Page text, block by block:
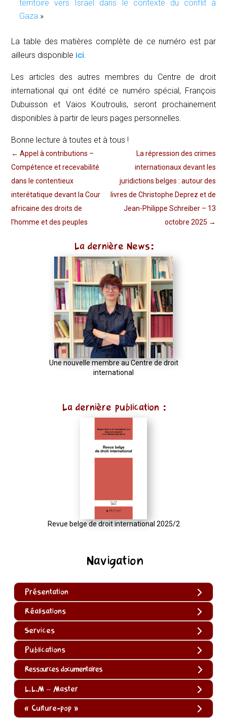
Navigation
Présentation
Réalisations
Services
Publications
Ressources documentaires
L.L.M – Master
« Culture-pop »
territoire vers Israël dans le contexte du conflit à
Gaza »
La table des matières complète de ce numéro est par
ailleurs disponible ici.
Les articles des autres membres du Centre de droit
international qui ont édité ce numéro spécial, François
Dubuisson et Vaios Koutroulis, seront prochainement
disponibles à partir de leurs pages personnelles.
Bonne lecture à toutes et à tous !
←Appel à contributions –
Compétence et recevabilité
dans le contentieux
interétatique devant la Cour
africaine des droits de
l’homme et des peuples
La répression des crimes
internationaux devant les
juridictions belges : autour des
livres de Christophe Deprez et de
Jean-Philippe Schreiber – 13
octobre 2025 →
La dernière News:
Une nouvelle membre au Centre de droit
international
La dernière publication :
Revue belge de droit international 2025/2